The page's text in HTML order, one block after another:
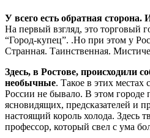
У всего есть обратная сторона.
На первый взгляд, это торговый
“Город-купец”. .Но при этом у
Странная. Таинственная.
Здесь, в Ростове, происходили
необычные. Такое в этих местах
России не бывало. В этом городе
ясновидящих, предсказателей и
настоящий король холода. Здесь
профессор, который свел с ума